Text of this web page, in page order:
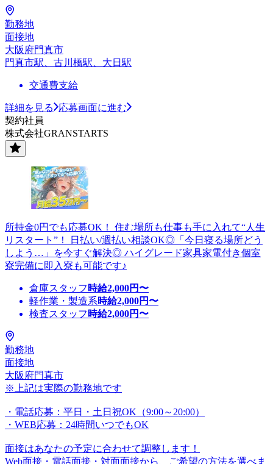
勤務地
面接地
大阪府門真市
門真市駅、古川橋駅、大日駅
交通費支給
詳細を見る
応募画面に進む
契約社員
株式会社GRANSTARTS
所持金0円でも応募OK！ 住む場所も仕事も手に入れて“人生
リスタート”！ 日払い/週払い相談OK◎「今日寝る場所どう
しよう…」を今すぐ解決◎ ハイグレード家具家電付き個室
寮完備に即入寮も可能です♪
倉庫スタッフ 時給2,000円〜
軽作業・製造系時給2,000円〜
検査スタッフ 時給2,000円〜
勤務地
面接地
大阪府門真市
※上記は実際の勤務地です
・電話応募：平日・土日祝OK（9:00～20:00）
・WEB応募：24時間いつでもOK
面接はあなたの予定に合わせて調整します！
Web面接・電話面接・対面面接から、ご希望の方法を選べま